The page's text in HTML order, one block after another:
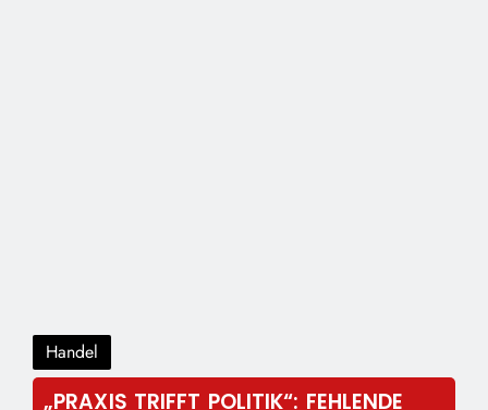
Handel
„PRAXIS TRIFFT POLITIK“: FEHLENDE